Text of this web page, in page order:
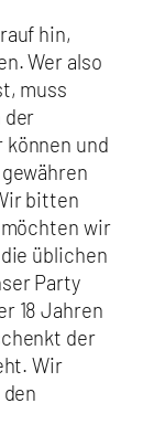
hin,
Wer also
muss
der
und
bitten
wir
üblichen
Party
18 Jahren
der
Wir